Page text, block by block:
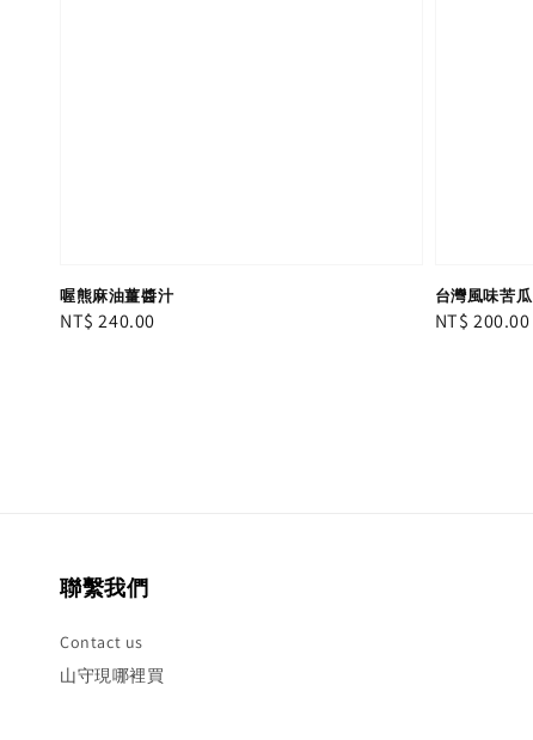
喔熊麻油薑醬汁
Regular
NT$ 240.00
台灣風味苦瓜
Regular
NT$ 200.00
聯繫我們
Contact us
山守現哪裡買